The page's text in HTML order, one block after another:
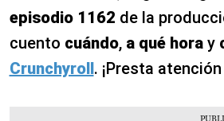
episodio 1162 de la
cuento cuándo, a qué horay
Crunchyroll. ¡Presta